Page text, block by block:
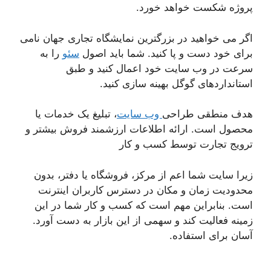
پروژه شکست خواهد خورد.
اگر می خواهید در بزرگترین نمایشگاه تجاری جهان نامی
برای خود دست و پا کنید. شما باید اصول سئو را به
سرعت در وب سایت خود اعمال کنید و طبق
استانداردهای گوگل بهینه سازی کنید.
هدف منطقی طراحی وب سایت، تبلیغ یک خدمات یا
محصول است. ارائه اطلاعات ارزشمند فروش بیشتر و
ترویج تجارت توسط کسب و کار
زیرا سایت شما اعم از مرکز، فروشگاه یا دفتر، بدون
محدودیت زمان و مکان در دسترس کاربران اینترنت
است. بنابراین مهم است که کسب و کار شما در این
زمینه فعالیت کند و سهمی از این بازار به دست آورد.
آسان برای استفاده.